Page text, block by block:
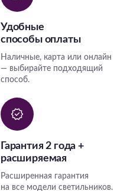
Удобные
способы оплаты
Наличные, карта или онлайн
— выбирайте подходящий
способ.
Гарантия 2 года +
расширяемая
Расширенная гарантия
на все модели светильников.